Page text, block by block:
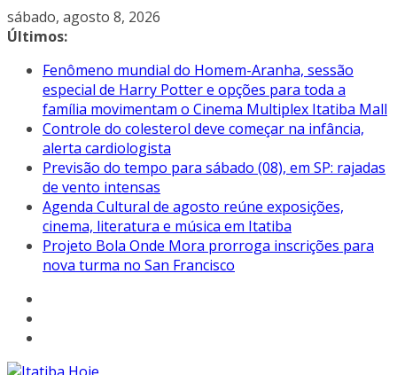
Pular
para
conteúdo
sábado, agosto 8, 2026
Últimos:
Fenômeno mundial do Homem-Aranha, sessão
especial de Harry Potter e opções para toda a
família movimentam o Cinema Multiplex Itatiba Mall
Controle do colesterol deve começar na infância,
alerta cardiologista
Previsão do tempo para sábado (08), em SP: rajadas
de vento intensas
Agenda Cultural de agosto reúne exposições,
cinema, literatura e música em Itatiba
Projeto Bola Onde Mora prorroga inscrições para
nova turma no San Francisco